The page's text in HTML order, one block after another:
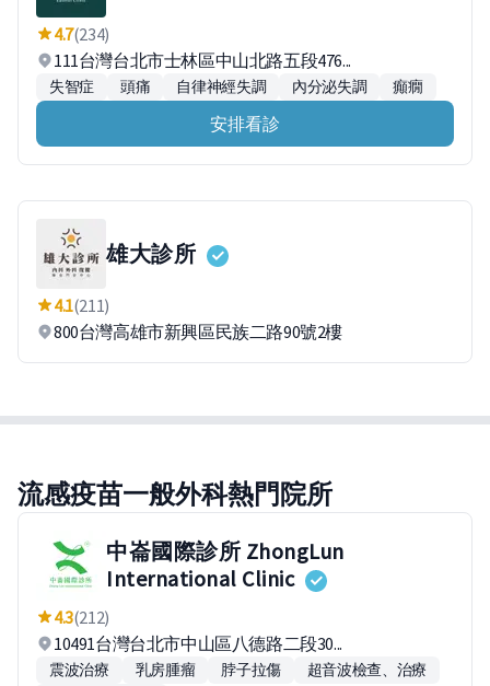
4.7(234)
111台灣台北市士林區中山北路五段476...
失智症 頭痛 自律神經失調 內分泌失調 癲癇
安排看診
雄大診所
4.1(211)
800台灣高雄市新興區民族二路90號2樓
流感疫苗一般外科熱門院所
中崙國際診所 ZhongLun
International Clinic
4.3(212)
10491台灣台北市中山區八德路二段30...
震波治療 乳房腫瘤 脖子拉傷
超音波檢查、治療